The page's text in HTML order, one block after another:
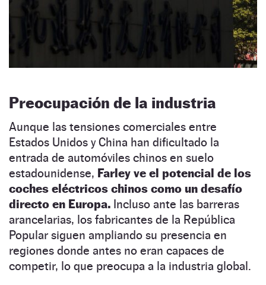
Preocupación de la industria
Aunque las tensiones comerciales entre
Estados Unidos y China han dificultado la
entrada de automóviles chinos en suelo
estadounidense, Farley ve el potencial de los
coches eléctricos chinos como un desafío
directo en Europa. Incluso ante las barreras
arancelarias, los fabricantes de la República
Popular siguen ampliando su presencia en
regiones donde antes no eran capaces de
competir, lo que preocupa a la industria global.